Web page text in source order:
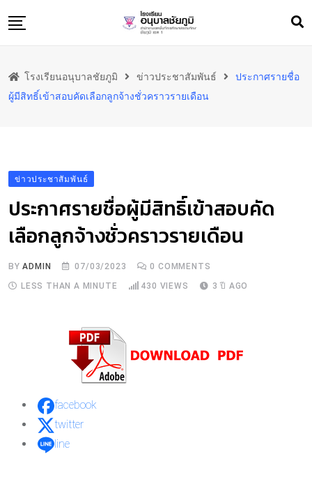
ข้อมูลพื้นฐาน
ภาพกิจกรรม
ผลงาน
ติดต่อเรา
โรงเรียนอนุบาลชัยภูมิ ข่าวประชาสัมพันธ์
ประกาศรายชื่อ
ผู้มีสิทธิ์เข้าสอบคัดเลือกลูกจ้างชั่วคราวรายเดือน
ข่าวประชาสัมพันธ์
ประกาศรายชื่อผู้มีสิทธิ์เข้าสอบคัด
เลือกลูกจ้างชั่วคราวรายเดือน
BYADMIN 07/03/2023 0 COMMENTS
LESS THAN A MINUTE
430 VIEWS 3 ปี AGO
facebook
twitter
line